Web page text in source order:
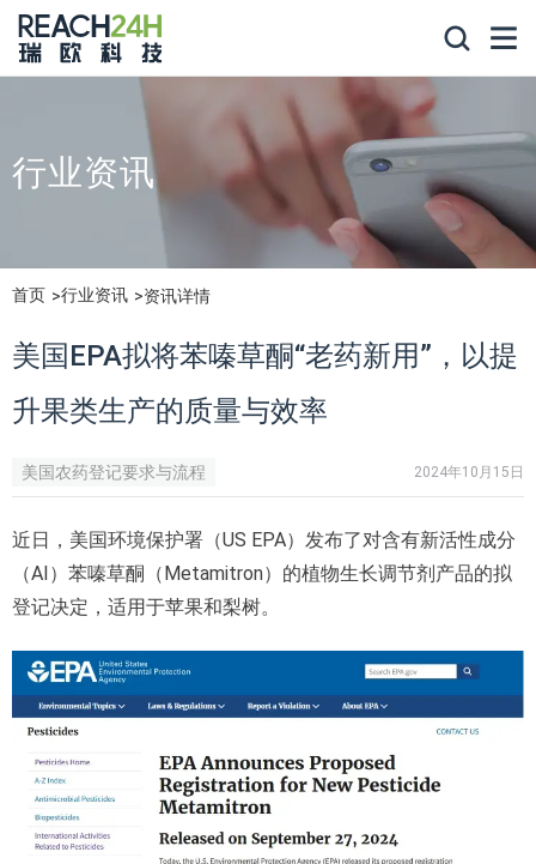
行业资讯
首页 行业资讯 资讯详情
美国EPA拟将苯嗪草酮“老药新用”，以提
升果类生产的质量与效率
美国农药登记要求与流程 2024年10月15日
近日，美国环境保护署（US EPA）发布了对含有新活性成分
（AI）苯嗪草酮（Metamitron）的植物生长调节剂产品的拟
登记决定，适用于苹果和梨树。